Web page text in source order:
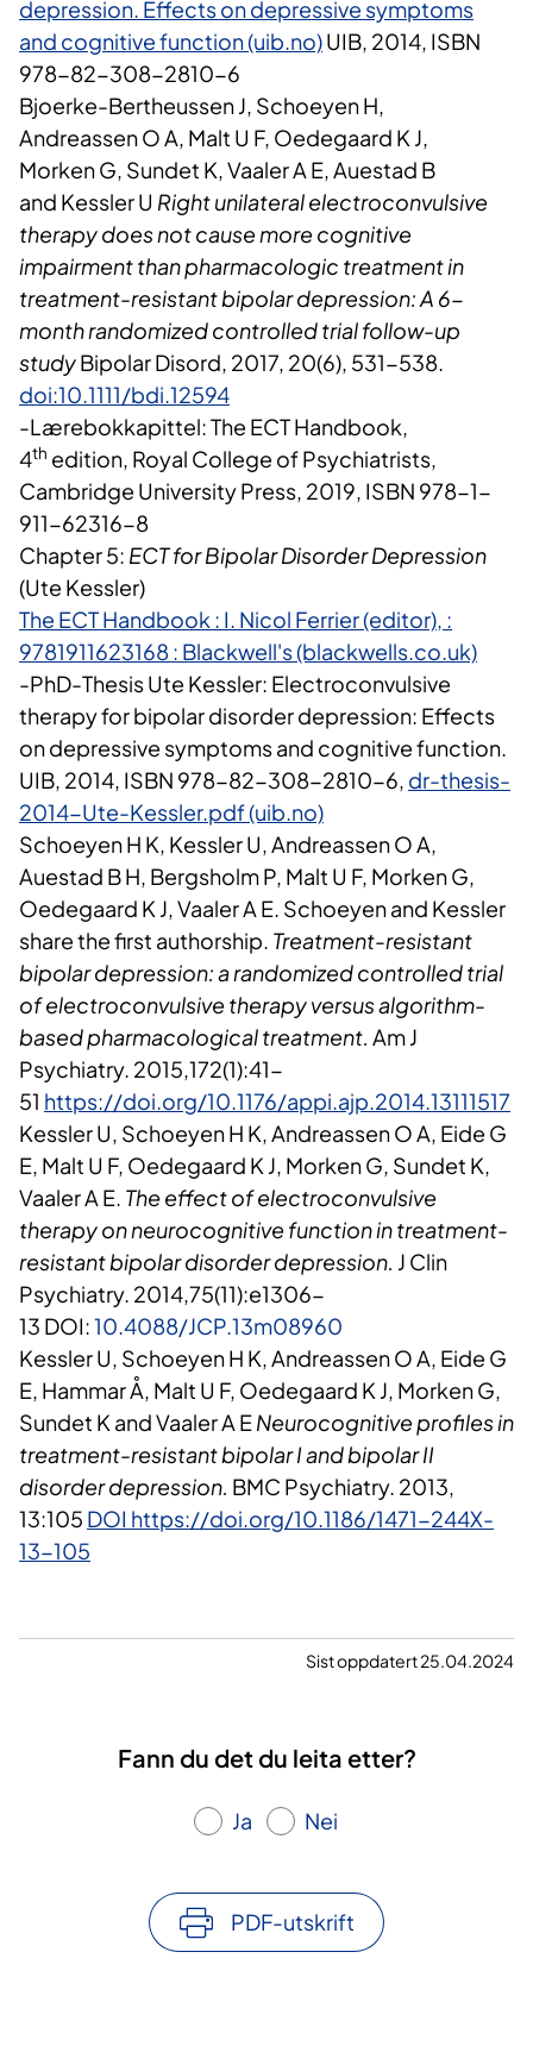
depression. Effects on depressive symptoms
and cognitive function (uib.no)UIB, 2014, ISBN
978-82-308-2810-6
Bjoerke-Bertheussen J, Schoeyen H,
Andreassen O A, Malt U F, Oedegaard K J,
Morken G, Sundet K, Vaaler A E, Auestad B
and Kessler U Right unilateral electroconvulsive
therapy does not cause more cognitive
impairment than pharmacologic treatment in
treatment-resistant bipolar depression: A 6-
month randomized controlled trial follow-up
studyBipolar Disord, 2017, 20(6), 531-538.
doi:10.1111/​bdi.12594​
-Lærebokkapittel: The ECT Handbook,
4th edition, Royal College of Psychiatrists,
Cambridge University Press, 2019, ISBN 978-1-
911-62316-8
Chapter 5: ECT for Bipolar Disorder Depression
(Ute Kessler)
The ECT Handbook : I. Nicol Ferrier (editor), :
9781911623168 : Blackwell's (blackwells.co.uk)
-PhD-Thesis Ute Kessler: Electroconvulsive
therapy for bipolar disorder depression: Effects
on depressive symptoms and cognitive function.
UIB, 2014, ISBN 978-82-308-2810-6, dr-thesis-
2014-Ute-Kessler.pdf (uib.no)
Schoeyen H K, Kessler U, Andreassen O A,
Auestad B H, Bergsholm P, Malt U F, Morken G,
Oedegaard K J, Vaaler A E. Schoeyen and Kessler
share the first authorship. Treatment-resistant
bipolar depression: a randomized controlled trial
of electroconvulsive therapy versus algorithm-
based pharmacological treatment. Am J
Psychiatry. 2015,172(1):41-
51 https://doi.org/10.1176/appi.ajp.2014.13111517
Kessler U, Schoeyen H K, Andreassen O A, Eide G
E, Malt U F, Oedegaard K J, Morken G, Sundet K,
Vaaler A E. The effect of electroconvulsive
therapy on neurocognitive function in treatment-
resistant bipolar disorder depression. J Clin
Psychiatry. 2014,75(11):e1306-
13 DOI:10.4088/JCP.13m08960
Kessler U, Schoeyen H K, Andreassen O A, Eide G
E, Hammar Å, Malt U F, Oedegaard K J, Morken G,
Sundet K and VaalerA ENeurocognitive profiles in
treatment-resistant bipolar I and bipolar II
disorder depression. BMC Psychiatry. 2013,
13:105 DOI https://doi.org/10.1186/1471-244X-
13-105​
Sist oppdatert 25.04.2024
Fann du det du leita etter?
Ja Nei
PDF-utskrift